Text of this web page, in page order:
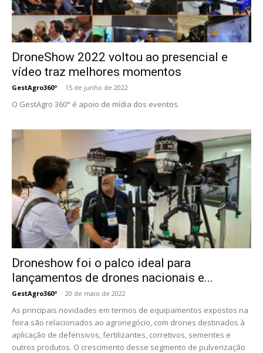
DroneShow 2022 voltou ao presencial e
vídeo traz melhores momentos
GestAgro360º - 15 de junho de 2022
O GestAgro 360° é apoio de mídia dos eventos.
Droneshow foi o palco ideal para
lançamentos de drones nacionais e...
GestAgro360º - 20 de maio de 2022
As principais novidades em termos de equipamentos expostos na
feira são relacionados ao agronegócio, com drones destinados à
aplicação de defensivos, fertilizantes, corretivos, sementes e
outros produtos. O crescimento desse segmento de pulverização